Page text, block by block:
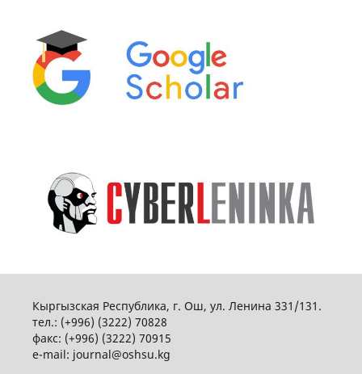
Кыргызская Республика, г. Ош, ул. Ленина 331/131.
тел.: (+996) (3222) 70828
факс: (+996) (3222) 70915
e-mail: journal@oshsu.kg